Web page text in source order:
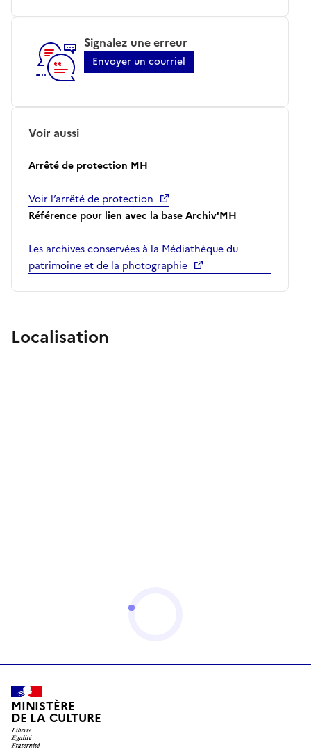
Signalez une erreur
Envoyer un courriel
Voir aussi
Arrêté de protection MH
Voir l’arrêté de protection
Référence pour lien avec la base Archiv'MH
Les archives conservées à la Médiathèque du
patrimoine et de la photographie
Localisation
MINISTÈRE
DE LA CULTURE